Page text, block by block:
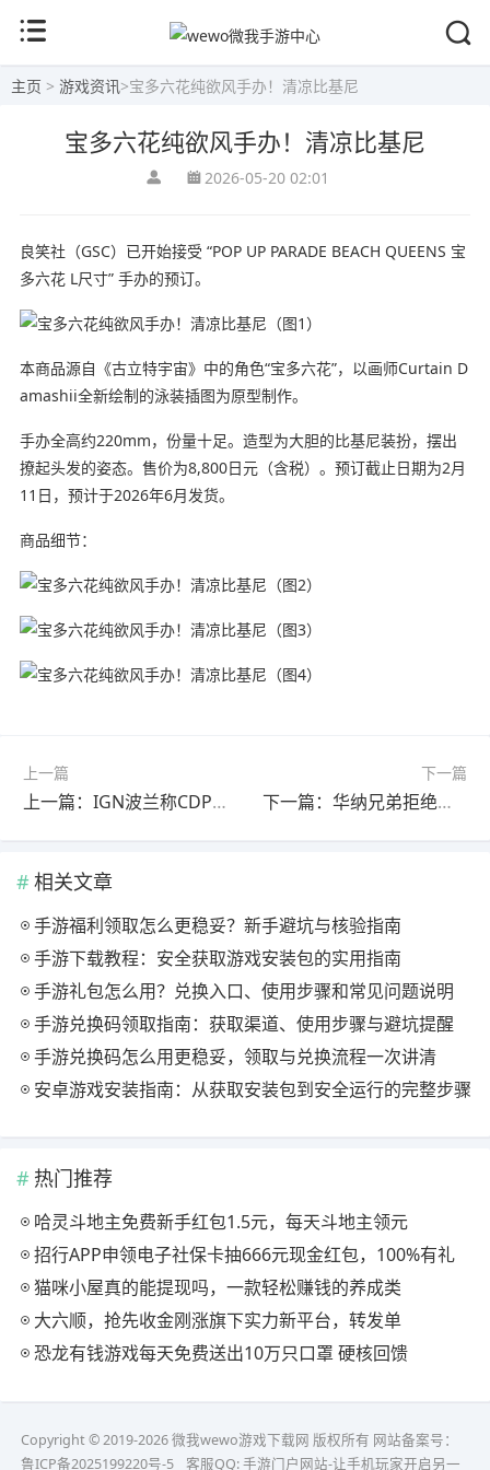
主页 > 游戏资讯>宝多六花纯欲风手办！清凉比基尼
宝多六花纯欲风手办！清凉比基尼
2026-05-20 02:01
良笑社（GSC）已开始接受 “POP UP PARADE BEACH QUEENS 宝
多六花 L尺寸” 手办的预订。
本商品源自《古立特宇宙》中的角色“宝多六花”，以画师Curtain D
amashii全新绘制的泳装插图为原型制作。
手办全高约220mm，份量十足。造型为大胆的比基尼装扮，摆出
撩起头发的姿态。售价为8,800日元（含税）。预订截止日期为2月
11日，预计于2026年6月发货。
商品细节：
上一篇
上一篇：IGN波兰称CDPR或早有预谋:《巫师3》DLC或位于沙漠
下一篇
下一篇：华纳兄弟拒绝派拉蒙报价 斥其为“杠杆收购” 坚持选择网飞
相关文章
手游福利领取怎么更稳妥？新手避坑与核验指南
手游下载教程：安全获取游戏安装包的实用指南
手游礼包怎么用？兑换入口、使用步骤和常见问题说明
手游兑换码领取指南：获取渠道、使用步骤与避坑提醒
手游兑换码怎么用更稳妥，领取与兑换流程一次讲清
安卓游戏安装指南：从获取安装包到安全运行的完整步骤
热门推荐
哈灵斗地主免费新手红包1.5元，每天斗地主领元
招行APP申领电子社保卡抽666元现金红包，100%有礼
猫咪小屋真的能提现吗，一款轻松赚钱的养成类
大六顺，抢先收金刚涨旗下实力新平台，转发单
恐龙有钱游戏每天免费送出10万只口罩 硬核回馈
Copyright © 2019-2026 微我wewo游戏下载网 版权所有 网站备案号：
鲁ICP备2025199220号-5
客服QQ:手游门户网站-让手机玩家开启另一